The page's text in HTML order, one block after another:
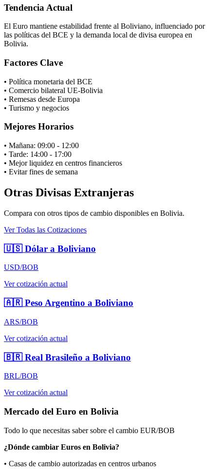
Tendencia Actual
El Euro mantiene estabilidad frente al Boliviano, influenciado por
las políticas del BCE y la demanda local de divisa europea en
Bolivia.
Factores Clave
• Política monetaria del BCE
• Comercio bilateral UE-Bolivia
• Remesas desde Europa
• Turismo y negocios
Mejores Horarios
• Mañana: 09:00 - 12:00
• Tarde: 14:00 - 17:00
• Mejor liquidez en centros financieros
• Evitar fines de semana
Otras Divisas Extranjeras
Compara con otros tipos de cambio disponibles en Bolivia.
Ver Todas las Cotizaciones
🇺🇸 Dólar a Boliviano
USD/BOB
Ver cotización actual
🇦🇷 Peso Argentino a Boliviano
ARS/BOB
Ver cotización actual
🇧🇷 Real Brasileño a Boliviano
BRL/BOB
Ver cotización actual
Mercado del Euro en Bolivia
Todo lo que necesitas saber sobre el cambio EUR/BOB
¿Dónde cambiar Euros en Bolivia?
• Casas de cambio autorizadas en centros urbanos